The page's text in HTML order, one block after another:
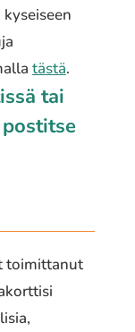
tästä.
tai
toimittanut